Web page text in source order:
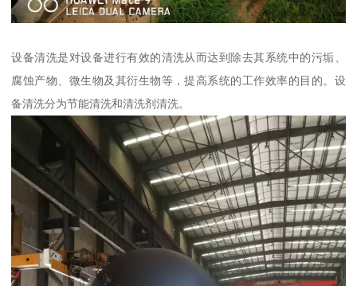
设备清洗是对设备进行有效的清洗从而达到除去其系统中的污垢、
腐蚀产物、微生物及其衍生物等，提高系统的工作效率的目的。设
备清洗分为节能清洗和清洗剂清洗。